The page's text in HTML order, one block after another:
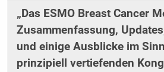
„Das ESMO Breast Cancer
Zusammenfassung,
und einige Ausblicke im
prinzipiell vertiefenden